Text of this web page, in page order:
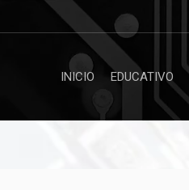
INICIO EDUCATIVO